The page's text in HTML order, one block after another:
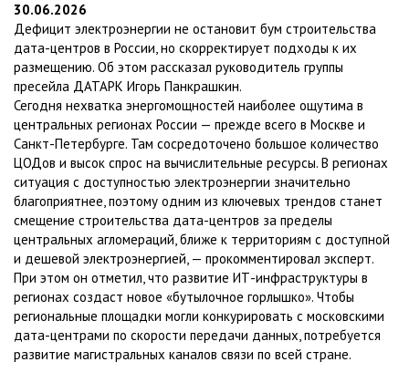
30.06.2026
Дефицит электроэнергии не остановит бум строительства
дата-центров в России, но скорректирует подходы к их
размещению. Об этом рассказал руководитель группы
пресейла ДАТАРК Игорь Панкрашкин.
Сегодня нехватка энергомощностей наиболее ощутима в
центральных регионах России — прежде всего в Москве и
Санкт-Петербурге. Там сосредоточено большое количество
ЦОДов и высок спрос на вычислительные ресурсы. В регионах
ситуация с доступностью электроэнергии значительно
благоприятнее, поэтому одним из ключевых трендов станет
смещение строительства дата-центров за пределы
центральных агломераций, ближе к территориям с доступной
и дешевой электроэнергией, — прокомментировал эксперт.
При этом он отметил, что развитие ИТ-инфраструктуры в
регионах создаст новое «бутылочное горлышко». Чтобы
региональные площадки могли конкурировать с московскими
дата-центрами по скорости передачи данных, потребуется
развитие магистральных каналов связи по всей стране.